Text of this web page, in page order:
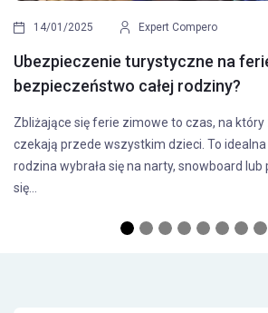
Expert Compero
na ferie. Jak zadbać o
rodziny?
to czas, na który z niecierpliwością
dzieci. To idealna okazja, by cała
narty, snowboard lub po prostu cieszyła